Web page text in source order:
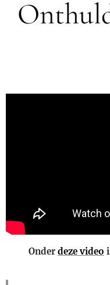
Onder deze video